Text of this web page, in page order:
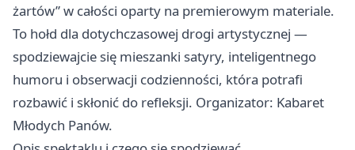
żartów” w całości oparty na premierowym materiale.
To hołd dla dotychczasowej drogi artystycznej —
spodziewajcie się mieszanki satyry, inteligentnego
humoru i obserwacji codzienności, która potrafi
rozbawić i skłonić do refleksji. Organizator: Kabaret
Młodych Panów.